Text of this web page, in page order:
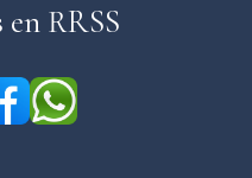
en RRSS